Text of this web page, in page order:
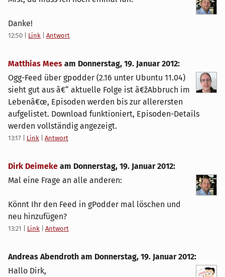
Danke!
12:50 Link Antwort
Matthias Mees am Donnerstag, 19. Januar 2012:
Ogg-Feed über gpodder (2.16 unter Ubuntu 11.04)
sieht gut aus â€“ aktuelle Folge ist â€žAbbruch im
Lebenâ€œ, Episoden werden bis zur allerersten
aufgelistet. Download funktioniert, Episoden-Details
werden vollständig angezeigt.
13:17 Link Antwort
Dirk Deimeke am Donnerstag, 19. Januar 2012:
Mal eine Frage an alle anderen:
Könnt Ihr den Feed in gPodder mal löschen und
neu hinzufügen?
13:21 Link Antwort
Andreas Abendroth am Donnerstag, 19. Januar 2012:
Hallo Dirk,